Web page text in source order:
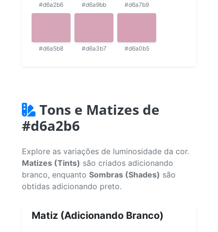
#d6a2b6 #d6a9bb #d6a7b9
#d6a5b8 #d6a3b7 #d6a0b5
Tons e Matizes de
#d6a2b6
Explore as variações de luminosidade da cor.
Matizes (Tints) são criados adicionando
branco, enquanto Sombras (Shades) são
obtidas adicionando preto.
Matiz (Adicionando Branco)